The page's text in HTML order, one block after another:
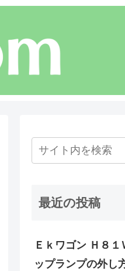
最近の投稿
Ｅｋワゴン Ｈ８
ップランプの外し